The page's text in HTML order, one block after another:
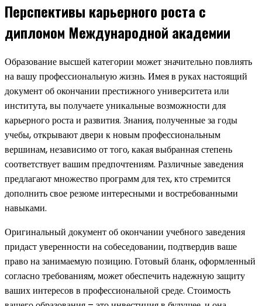
Перспективы карьерного роста с
дипломом Международной академии
Образование высшей категории может значительно повлиять
на вашу профессиональную жизнь. Имея в руках настоящий
документ об окончании престижного университета или
института, вы получаете уникальные возможности для
карьерного роста и развития. Знания, полученные за годы
учебы, открывают двери к новым профессиональным
вершинам, независимо от того, какая выбранная степень
соответствует вашим предпочтениям. Различные заведения
предлагают множество программ для тех, кто стремится
дополнить свое резюме интересными и востребованными
навыками.
Оригинальный документ об окончании учебного заведения
придаст уверенности на собеседовании, подтвердив ваше
право на занимаемую позицию. Готовый бланк, оформленный
согласно требованиям, может обеспечить надежную защиту
ваших интересов в профессиональной среде. Стоимость